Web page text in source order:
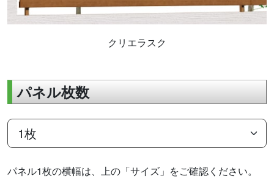
クリエラスク
パネル枚数
パネル1枚の横幅は、上の「サイズ」をご確認ください。